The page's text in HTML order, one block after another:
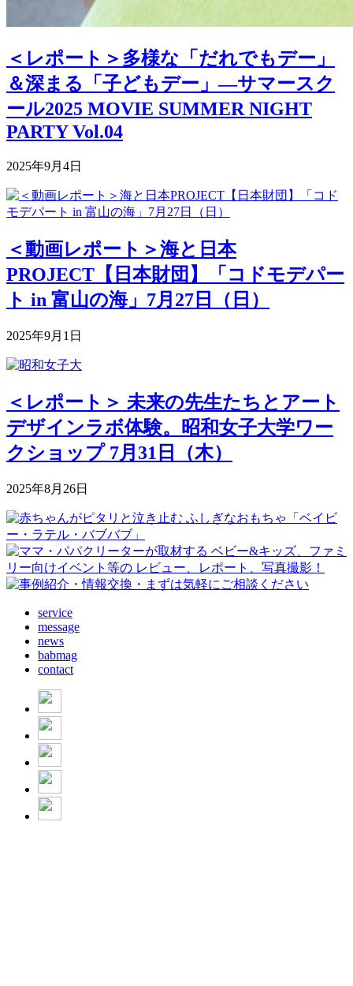
＜レポート＞多様な「だれでもデー」
＆深まる「子どもデー」―サマースク
ール2025 MOVIE SUMMER NIGHT
PARTY Vol.04
2025年9月4日
＜動画レポート＞海と日本
PROJECT【日本財団】「コドモデパー
ト in 富山の海」7月27日（日）
2025年9月1日
＜レポート＞ 未来の先生たちとアート
デザインラボ体験。昭和女子大学ワー
クショップ 7月31日（木）
2025年8月26日
service
message
news
babmag
contact